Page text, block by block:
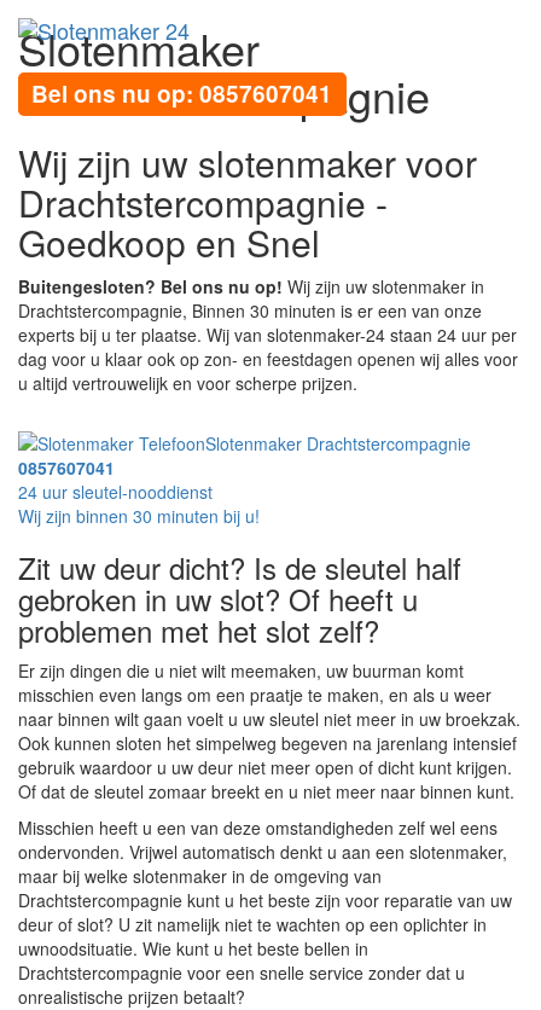
Bel ons nu op: 0857607041
Slotenmaker
Drachtstercompagnie
Wij zijn uw slotenmaker voor
Drachtstercompagnie -
Goedkoop en Snel
Buitengesloten? Bel ons nu op! Wij zijn uw slotenmaker in
Drachtstercompagnie, Binnen 30 minuten is er een van onze
experts bij u ter plaatse. Wij van slotenmaker-24 staan 24 uur per
dag voor u klaar ook op zon- en feestdagen openen wij alles voor
u altijd vertrouwelijk en voor scherpe prijzen.
Slotenmaker Drachtstercompagnie
0857607041
24 uur sleutel-nooddienst
Wij zijn binnen 30 minuten bij u!
Zit uw deur dicht? Is de sleutel half
gebroken in uw slot? Of heeft u
problemen met het slot zelf?
Er zijn dingen die u niet wilt meemaken, uw buurman komt
misschien even langs om een praatje te maken, en als u weer
naar binnen wilt gaan voelt u uw sleutel niet meer in uw broekzak.
Ook kunnen sloten het simpelweg begeven na jarenlang intensief
gebruik waardoor u uw deur niet meer open of dicht kunt krijgen.
Of dat de sleutel zomaar breekt en u niet meer naar binnen kunt.
Misschien heeft u een van deze omstandigheden zelf wel eens
ondervonden. Vrijwel automatisch denkt u aan een slotenmaker,
maar bij welke slotenmaker in de omgeving van
Drachtstercompagnie kunt u het beste zijn voor reparatie van uw
deur of slot? U zit namelijk niet te wachten op een oplichter in
uwnoodsituatie. Wie kunt u het beste bellen in
Drachtstercompagnie voor een snelle service zonder dat u
onrealistische prijzen betaalt?